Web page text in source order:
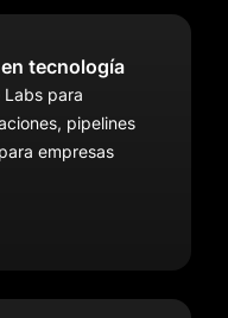
tecnología
para
pipelines
empresas